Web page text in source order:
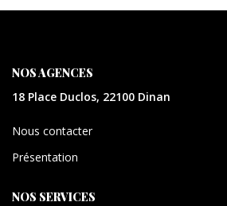
NOS AGENCES
18 Place Duclos, 22100 Dinan
Nous contacter
Présentation
NOS SERVICES